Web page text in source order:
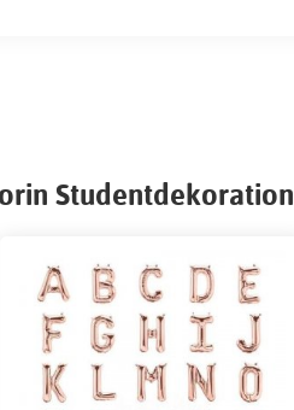
Studentdekoration